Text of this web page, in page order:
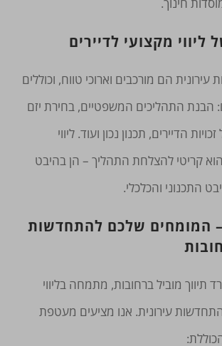
חינוך.
מקצועי לדיירים
הם מורכבים וארוכי טווח, וכוללים
הבנת התהליכים המשפטיים, בחירת יזם
הדיירים, תכנון נכון ועוד. ליווי
הוא קריטי להצלחת התהליך – הן בהיבט
התכנוני והכלכלי.
– המומחים שלכם להתחדשות
תיווך מוביל ברחובות, מתמחה בליווי
התחדשות עירונית. אנו מציעים מעטפת